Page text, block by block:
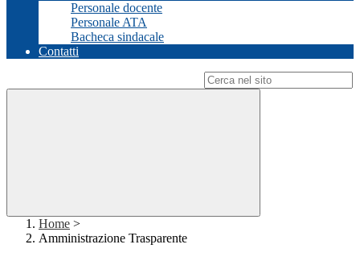
Personale docente
Personale ATA
Bacheca sindacale
Contatti
Home >
Amministrazione Trasparente